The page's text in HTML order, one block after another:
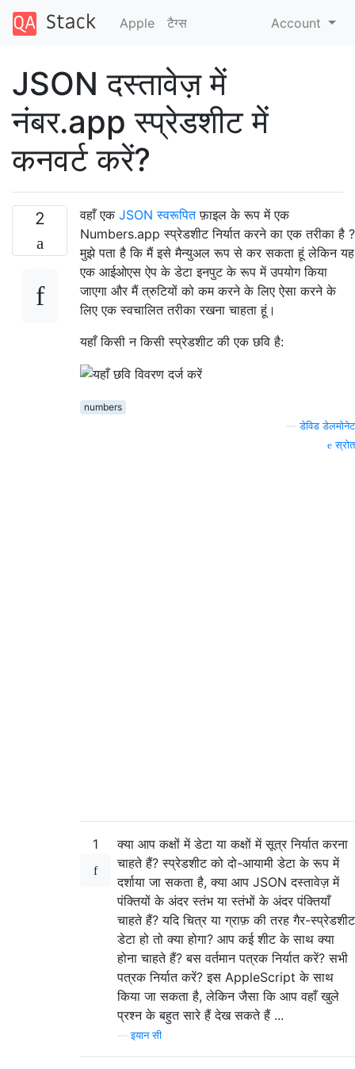
Apple टैग्‍स Account
JSON दस्तावेज़ में
नंबर.app स्प्रेडशीट में
कनवर्ट करें?
2 वहाँ एक JSON स्वरूपितफ़ाइल के रूप में एक
Numbers.app स्प्रेडशीट निर्यात करने का एक तरीका है ?
मुझे पता है कि मैं इसे मैन्युअल रूप से कर सकता हूं लेकिन यह
एक आईओएस ऐप के डेटा इनपुट के रूप में उपयोग किया
जाएगा और मैं त्रुटियों को कम करने के लिए ऐसा करने के
लिए एक स्वचालित तरीका रखना चाहता हूं।
यहाँ किसी न किसी स्प्रेडशीट की एक छवि है:
numbers
—डेविड डेलमोनेट
स्रोत
1
क्या आप कक्षों में डेटा या कक्षों में सूत्र निर्यात करना
चाहते हैं? स्प्रेडशीट को दो-आयामी डेटा के रूप में
दर्शाया जा सकता है, क्या आप JSON दस्तावेज़ में
पंक्तियों के अंदर स्तंभ या स्तंभों के अंदर पंक्तियाँ
चाहते हैं? यदि चित्र या ग्राफ़ की तरह गैर-स्प्रेडशीट
डेटा हो तो क्या होगा? आप कई शीट के साथ क्या
होना चाहते हैं? बस वर्तमान पत्रक निर्यात करें? सभी
पत्रक निर्यात करें? इस AppleScript के साथ
किया जा सकता है, लेकिन जैसा कि आप वहाँ खुले
प्रश्न के बहुत सारे हैं देख सकते हैं ...
—इयान सी